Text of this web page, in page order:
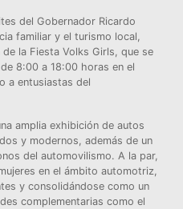
del Gobernador Ricardo
familiar y el turismo local,
la Fiesta Volks Girls, que se
8:00 a 18:00 horas en el
a entusiastas del
amplia exhibición de autos
y modernos, además de un
del automovilismo. A la par,
en el ámbito automotriz,
y consolidándose como un
complementarias como el